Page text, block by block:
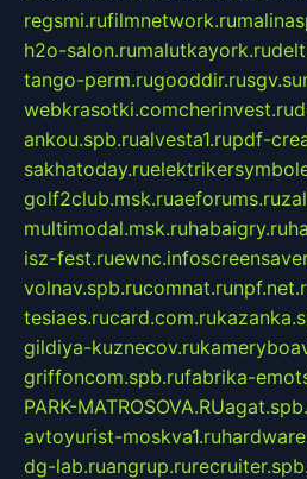
regsmi.rufilmnetwork.ru
h2o-salon.rumalutkayork.ru
tango-perm.rugooddir.rusgv.su
webkrasotki.comcherinvest.ru
ankou.spb.rualvesta1.rupdf-
sakhatoday.ru
golf2club.msk.ruaeforums.ru
multimodal.msk.ruhabaigry.ru
isz-fest.ruewnc.info
volnav.spb.rucomnat.ru
tesiaes.rucard.com.ru
gildiya-kuznecov.ru
griffoncom.spb.rufabrika-
PARK-MATROSOVA.RU
avtoyurist-moskva1.ru
dg-lab.ruangrup.ru